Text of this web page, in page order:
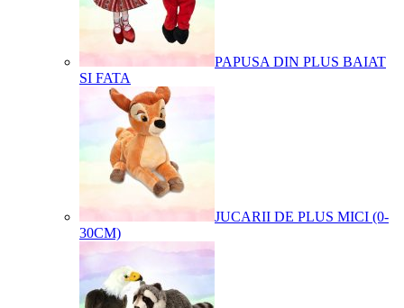
PAPUSA DIN PLUS BAIAT
SI FATA
JUCARII DE PLUS MICI (0-
30CM)